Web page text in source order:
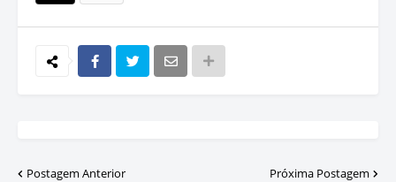
Postagem Anterior Próxima Postagem